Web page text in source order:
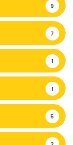
9
7
1
1
5